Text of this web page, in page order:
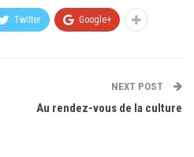
Twitter Google+
NEXT POST
Au rendez-vous de la culture